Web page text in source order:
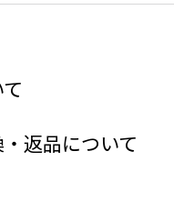
返品について